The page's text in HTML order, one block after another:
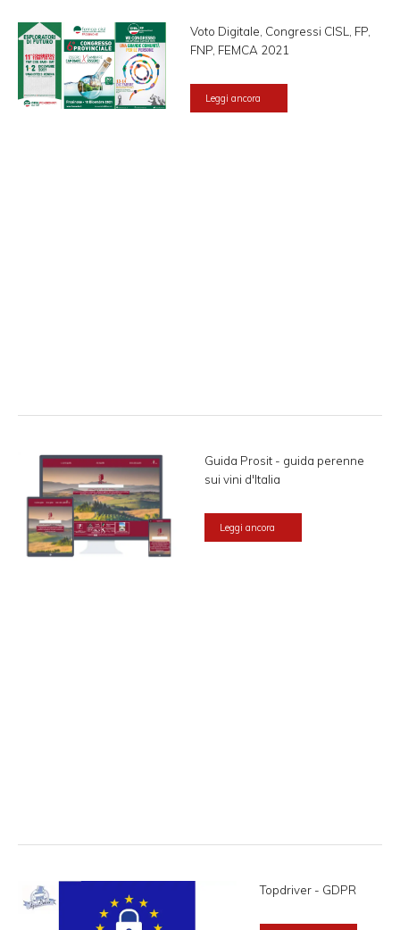
Voto Digitale, Congressi CISL, FP,
FNP, FEMCA 2021
Leggi ancora
Guida Prosit - guida perenne
sui vini d'Italia
Leggi ancora
Topdriver - GDPR